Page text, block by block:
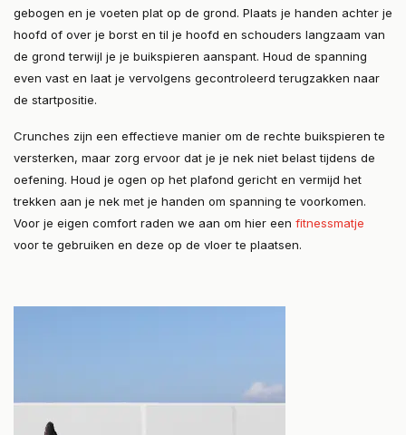
gebogen en je voeten plat op de grond. Plaats je handen achter je
hoofd of over je borst en til je hoofd en schouders langzaam van
de grond terwijl je je buikspieren aanspant. Houd de spanning
even vast en laat je vervolgens gecontroleerd terugzakken naar
de startpositie.
Crunches zijn een effectieve manier om de rechte buikspieren te
versterken, maar zorg ervoor dat je je nek niet belast tijdens de
oefening. Houd je ogen op het plafond gericht en vermijd het
trekken aan je nek met je handen om spanning te voorkomen.
Voor je eigen comfort raden we aan om hier een fitnessmatje
voor te gebruiken en deze op de vloer te plaatsen.